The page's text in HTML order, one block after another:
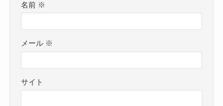
名前 ※
メール ※
サイト